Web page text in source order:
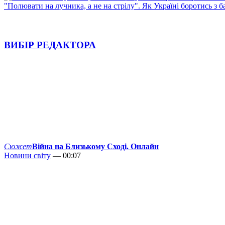
"Полювати на лучника, а не на стрілу". Як Україні боротись з
ВИБІР РЕДАКТОРА
СюжетВійна на Близькому Сході. Онлайн
Новини світу — 00:07